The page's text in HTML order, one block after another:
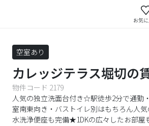
お気
空室あり
カレッジテラス堀切の
物件コード 2179
人気の独立洗面台付き☆駅徒歩2分で通勤
室南東向き・バストイレ別はもちろん人
水洗浄便座も完備★1DKの広々したお部屋